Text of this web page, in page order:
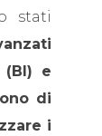
stati
(BI) e
di
i